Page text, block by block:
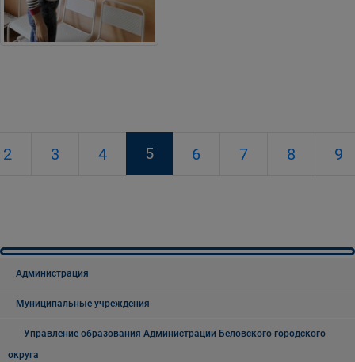
2 3 4 5 6 7 8 9
Администрация
Муниципальные учреждения
Управление образования Администрации Беловского городского
округа